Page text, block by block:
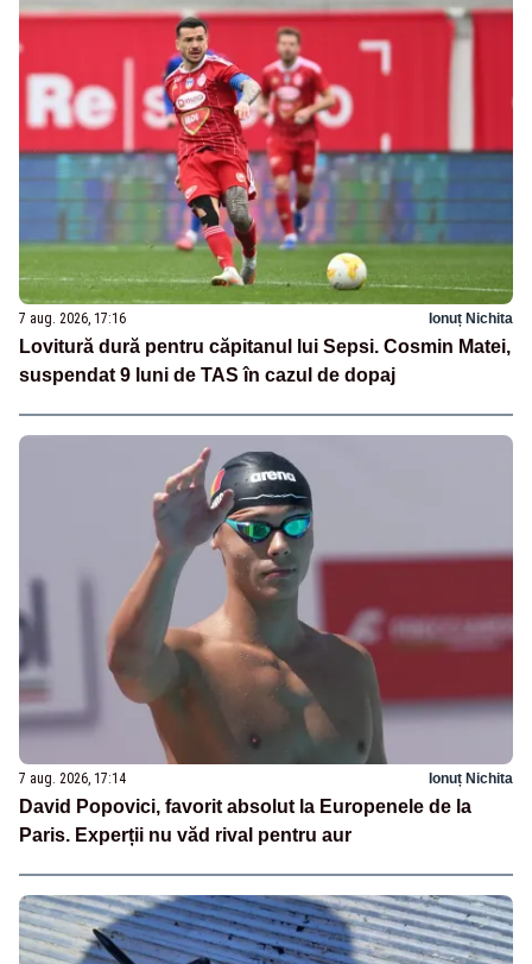
7 aug. 2026, 17:16 Ionuț Nichita
Lovitură dură pentru căpitanul lui Sepsi. Cosmin Matei,
suspendat 9 luni de TAS în cazul de dopaj
7 aug. 2026, 17:14 Ionuț Nichita
David Popovici, favorit absolut la Europenele de la
Paris. Experții nu văd rival pentru aur